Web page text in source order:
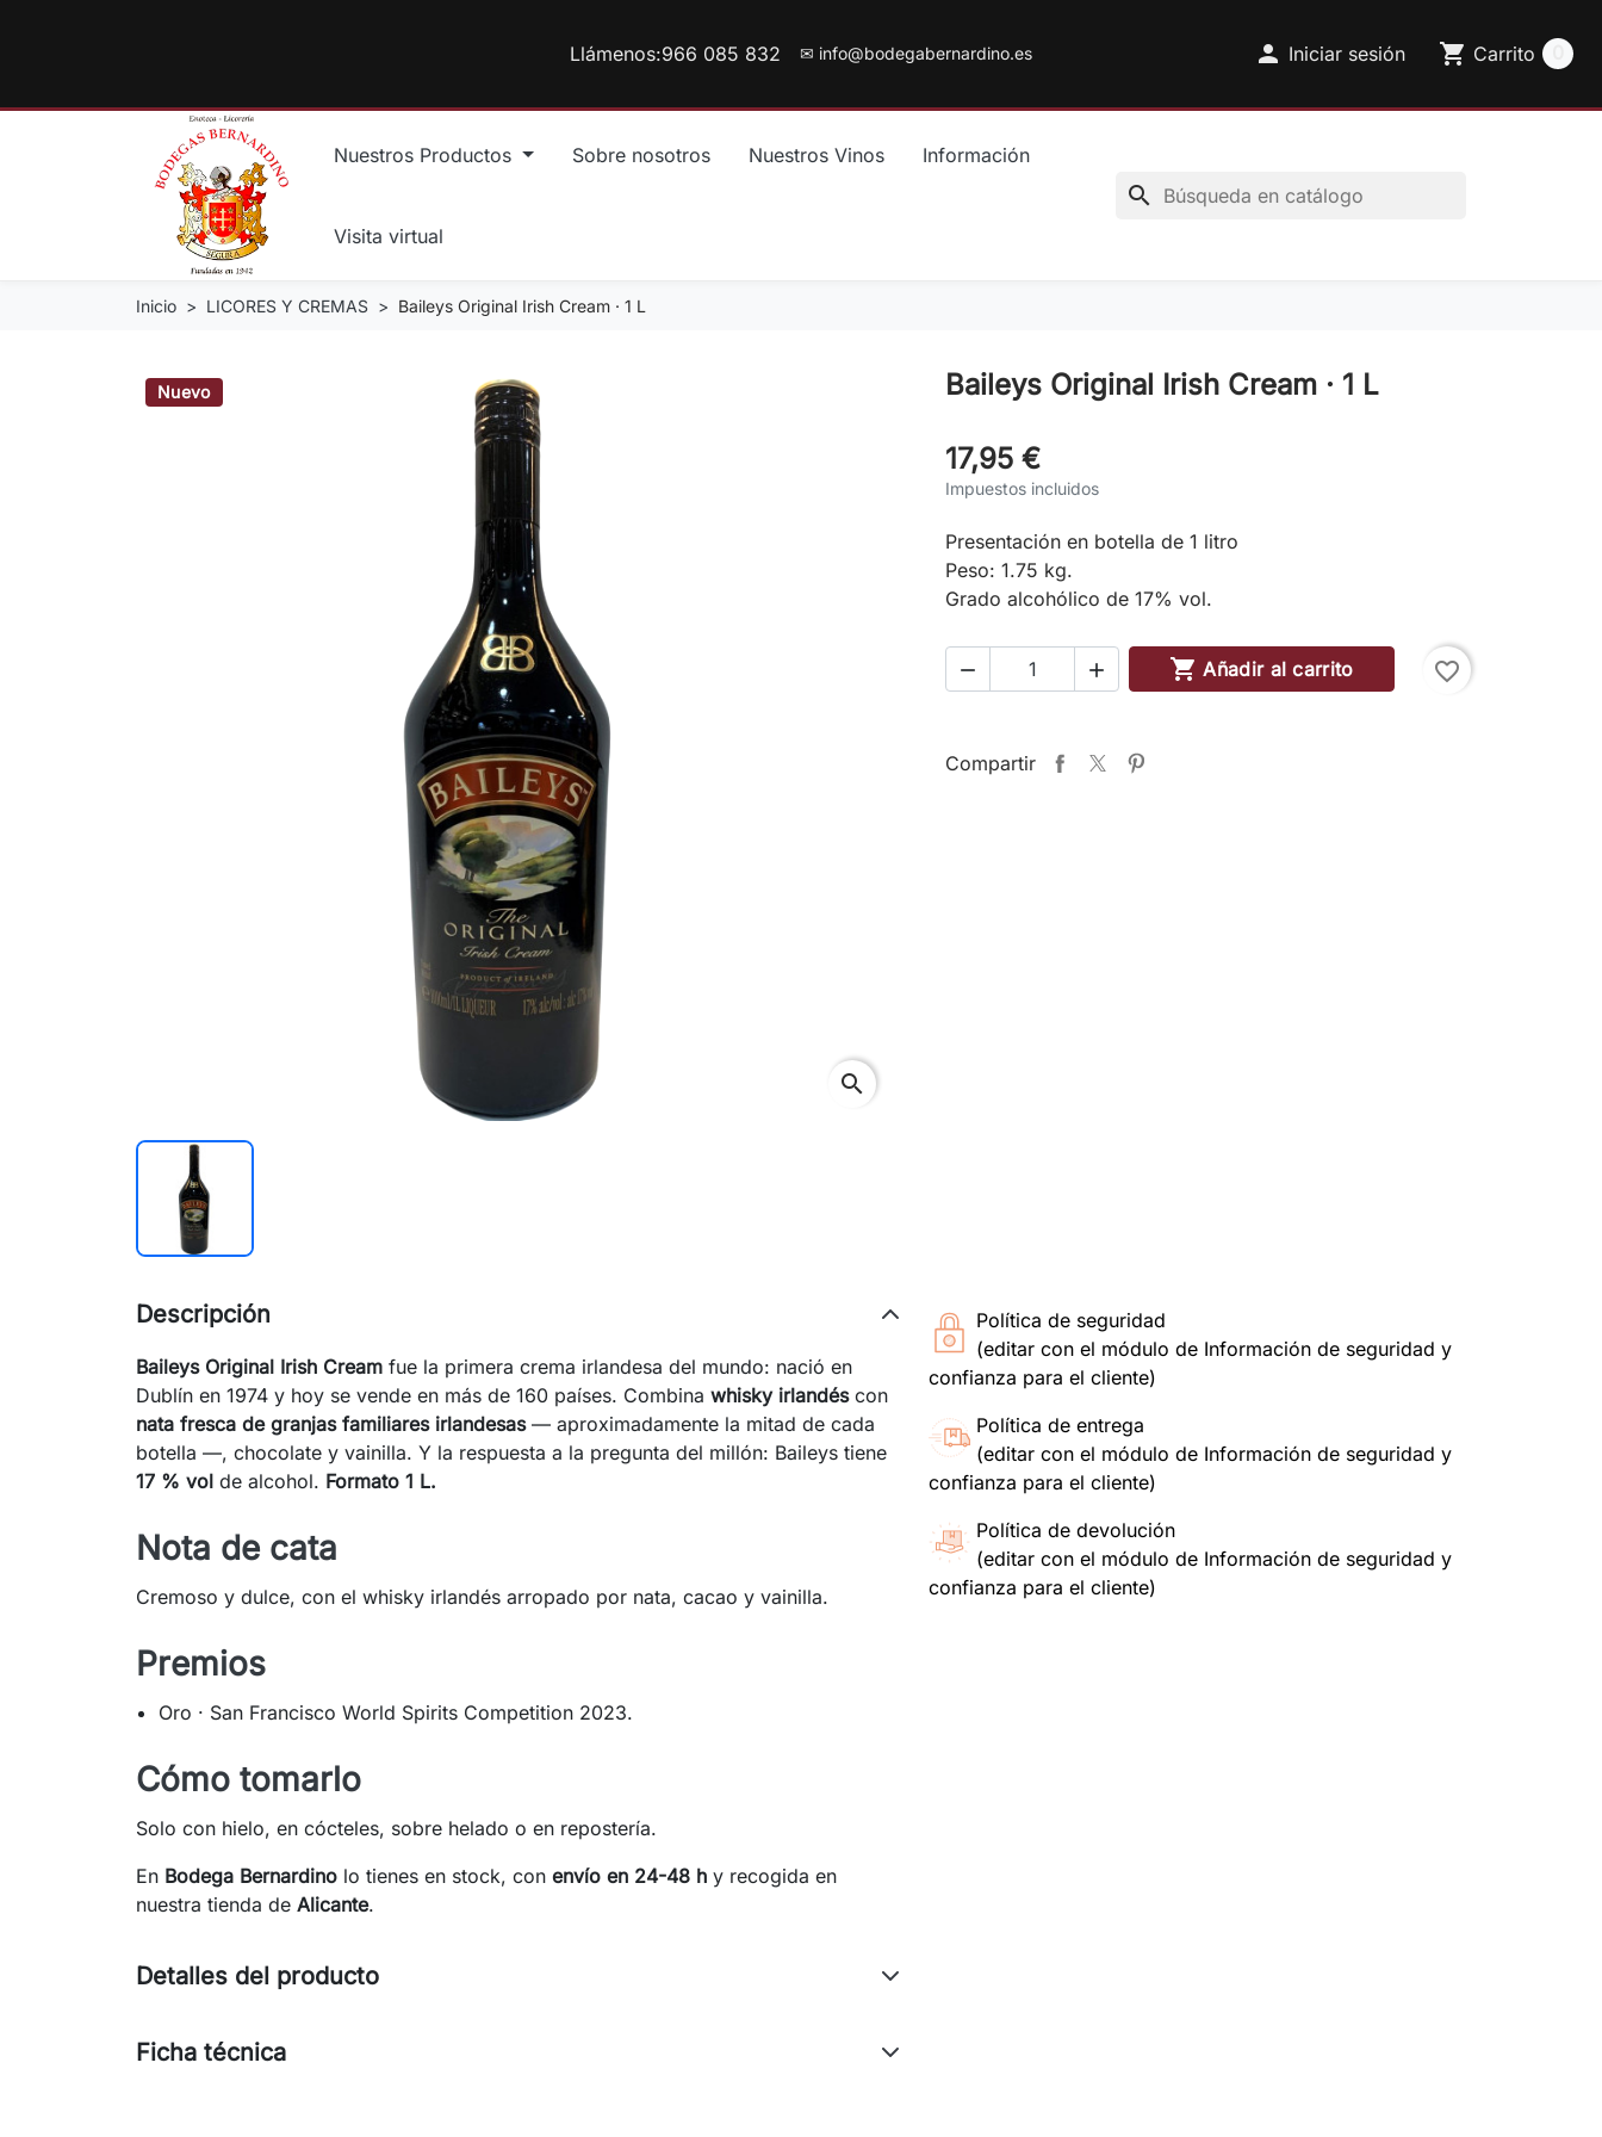
Llámenos:966 085 832 ✉ info@bodegabernardino.es  Iniciar sesión shopping_cart Carrito
Nuestros Productos Sobre nosotros Nuestros Vinos Información
Visita virtual
search
Inicio LICORES Y CREMAS Baileys Original Irish Cream · 1 L
Nuevo
search
Baileys Original Irish Cream · 1 L
17,95 €
Impuestos incluidos
Presentación en botella de 1 litro
Peso: 1.75 kg.
Grado alcohólico de 17% vol.
   Añadir al carrito favorite_border
Compartir
Política de seguridad
(editar con el módulo de Información de seguridad y
confianza para el cliente)
Política de entrega
(editar con el módulo de Información de seguridad y
confianza para el cliente)
Política de devolución
(editar con el módulo de Información de seguridad y
confianza para el cliente)
Descripción
Baileys Original Irish Cream fue la primera crema irlandesa del mundo: nació en
Dublín en 1974 y hoy se vende en más de 160 países. Combina whisky irlandéscon
nata fresca de granjas familiares irlandesas— aproximadamente la mitad de cada
botella —, chocolate y vainilla. Y la respuesta a la pregunta del millón: Baileys tiene
17 % vol de alcohol. Formato 1 L.
Nota de cata
Cremoso y dulce, con el whisky irlandés arropado por nata, cacao y vainilla.
Premios
Oro · San Francisco World Spirits Competition 2023.
Cómo tomarlo
Solo con hielo, en cócteles, sobre helado o en repostería.
En Bodega Bernardino lo tienes en stock, con envío en 24-48 h y recogida en
nuestra tienda de Alicante.
Detalles del producto
Ficha técnica